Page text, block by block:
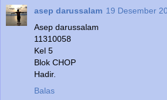
asep darussalam 19 Desember
Asep darussalam
11310058
Kel 5
Blok CHOP
Hadir.
Balas